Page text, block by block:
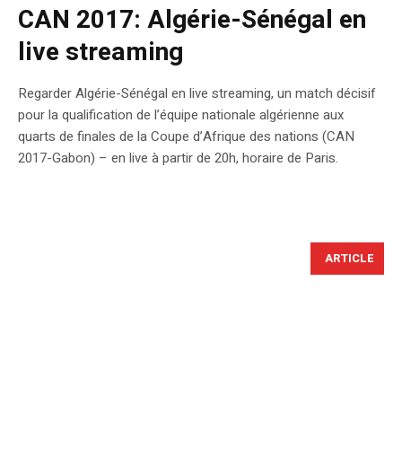
CAN 2017: Algérie-Sénégal en
live streaming
Regarder Algérie-Sénégal en live streaming, un match décisif
pour la qualification de l’équipe nationale algérienne aux
quarts de finales de la Coupe d’Afrique des nations (CAN
2017-Gabon) – en live à partir de 20h, horaire de Paris.
ARTICLE